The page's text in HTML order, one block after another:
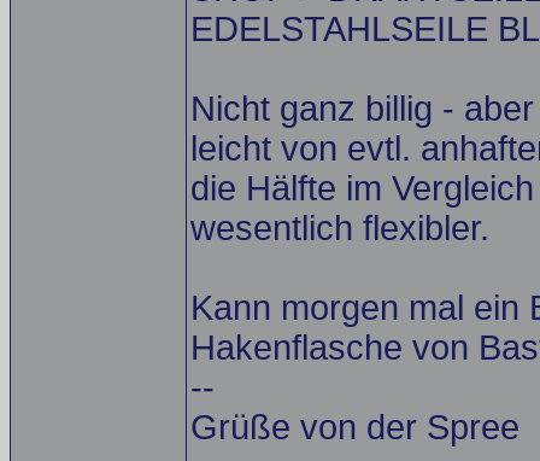
EDELSTAHLSEILE
Nicht ganz billig -
leicht von evtl.
die Hälfte im
wesentlich flexibler.
Kann morgen mal ein
Hakenflasche von
--
Grüße von der Spree